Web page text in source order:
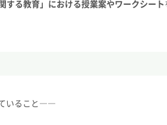
する教育」における授業案やワークシート
いること――